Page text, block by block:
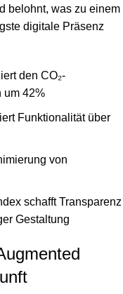
belohnt, was zu einem
digitale Präsenz
den CO₂-
um 42%
Funktionalität über
von
schafft Transparenz
Gestaltung